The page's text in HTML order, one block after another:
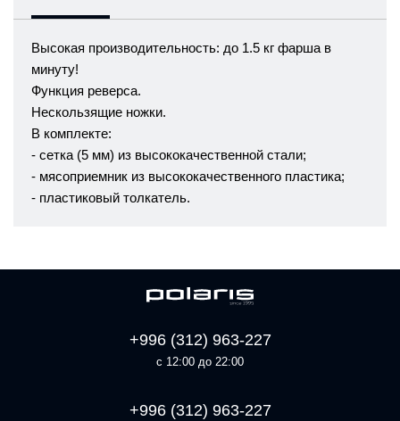
Высокая производительность: до 1.5 кг фарша в
минуту!
Функция реверса.
Нескользящие ножки.
В комплекте:
- сетка (5 мм) из высококачественной стали;
- мясоприемник из высококачественного пластика;
- пластиковый толкатель.
+996 (312) 963-227
с 12:00 до 22:00
+996 (312) 963-227